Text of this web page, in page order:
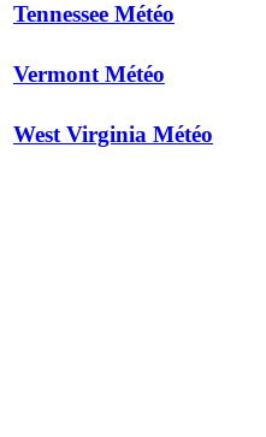
Tennessee Météo
Vermont Météo
West Virginia Météo